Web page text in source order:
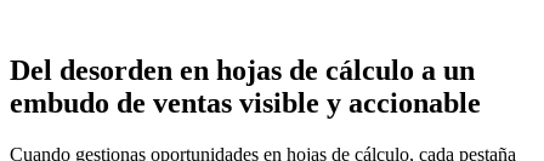
Del desorden en hojas de cálculo a un
embudo de ventas visible y accionable
Cuando gestionas oportunidades en hojas de cálculo, cada pestaña